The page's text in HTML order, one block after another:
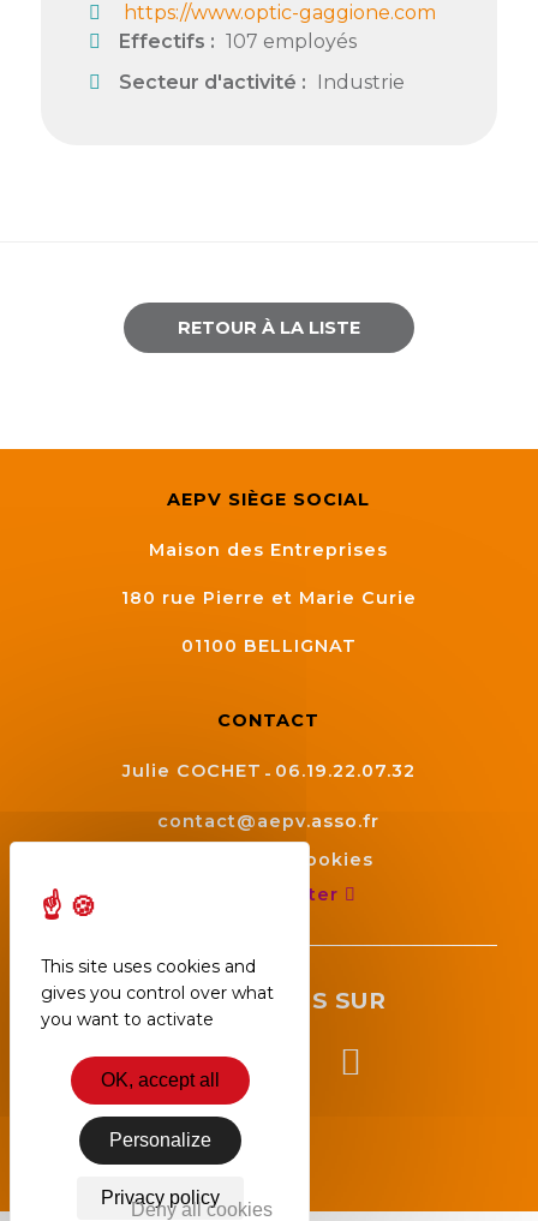
https://www.optic-gaggione.com
Effectifs : 107 employés
Secteur d'activité :
Industrie
RETOUR À LA LISTE
AEPV SIÈGE SOCIAL
Maison des Entreprises
180 rue Pierre et Marie Curie
01100 BELLIGNAT
CONTACT
Julie COCHET 06.19.22.07.32
contact@aepv.asso.fr
Gestion des cookies
Nous contacter
SUIVEZ NOUS SUR
This site uses cookies and
gives you control over what
you want to activate
OK, accept all
Deny all cookies
Personalize
Privacy policy